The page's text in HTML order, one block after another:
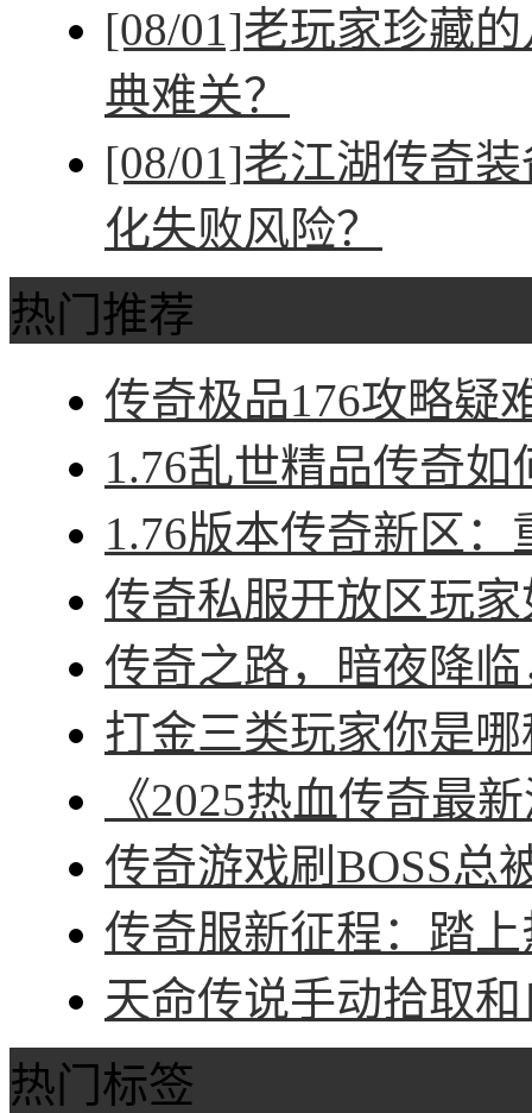
[08/01]老玩家珍藏
典难关？
[08/01]老江湖传奇
化失败风险？
热门推荐
传奇极品176攻略疑
1.76乱世精品传奇
1.76版本传奇新区
传奇私服开放区玩
传奇之路，暗夜降
打金三类玩家你是
《2025热血传奇最
传奇游戏刷BOSS总
传奇服新征程：踏
天命传说手动拾取
热门标签